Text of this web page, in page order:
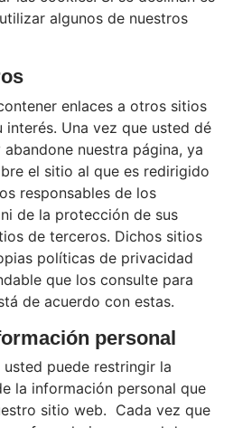
algunos de nuestros
enlaces a otros sitios
interés. Una vez que usted dé
nuestra página, ya
el sitio al que es redirigido
responsables de los
de la protección de sus
de terceros. Dichos sitios
políticas de privacidad
que los consulte para
de acuerdo con estas.
personal
puede restringir la
la información personal que
sitio web. Cada vez que